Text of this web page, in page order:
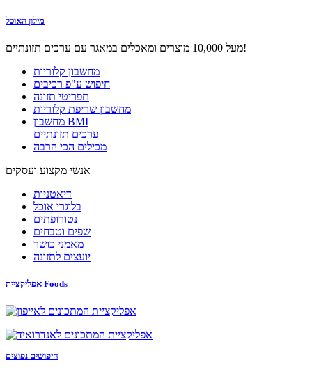
מילון האוכל
מעל 10,000 מוצרים ומאכלים במאגר עם ערכים תזונתיים!
מחשבון קלוריות
חיפוש ע"פ רכיבים
תפריטי תזונה
מחשבון שריפת קלוריות
מחשבון BMI
ערכים תזונתיים
מכילים הכי הרבה
אנשי מקצוע ועסקים
דיאטניות
בלוגרי אוכל
נטורופתים
שפים וטבחים
מאמני כושר
יועצים לתזונה
אפליקציית Foods
חיפושים נפוצים